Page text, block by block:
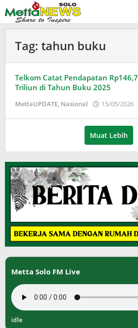
ke
konten
Tag: tahun buku
Telkom Catat Pendapatan Rp146,7
Triliun di Tahun Buku 2025
MettaUPDATE, Nasional 15/05/2026
Muat Lebih
Metta Solo FM Live
idle